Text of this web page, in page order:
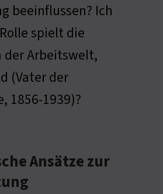
beeinflussen? Ich
spielt die
der Arbeitswelt,
(Vater der
1856-1939)?
Ansätze zur